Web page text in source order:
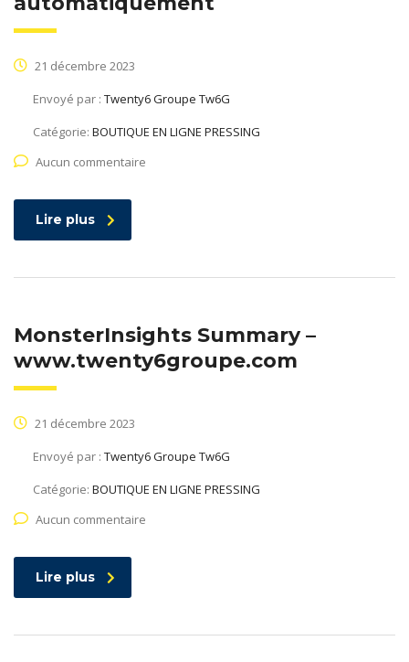
21 décembre 2023
Envoyé par : Twenty6 Groupe Tw6G
Catégorie: BOUTIQUE EN LIGNE PRESSING
Aucun commentaire
Lire plus
MonsterInsights Summary –
www.twenty6groupe.com
21 décembre 2023
Envoyé par : Twenty6 Groupe Tw6G
Catégorie: BOUTIQUE EN LIGNE PRESSING
Aucun commentaire
Lire plus